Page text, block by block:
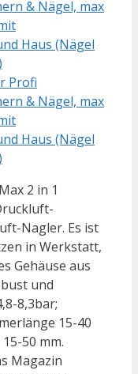
Profi
& Nägel, max
Haus (Nägel
2 in 1
Nagler. Es ist
in Werkstatt,
Gehäuse aus
und
8,3bar;
15-40
50 mm.
Magazin